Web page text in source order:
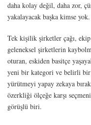
daha kolay değil, daha zor,
yakalayacak başka kimse yok.
Tek kişilik şirketler çağı,
geleneksel şirketlerin
oturan, eskiden basitçe
yeni bir kategori ve belirli bir
yürütmeyi yapay zekaya
özerkliği ölçeğe karşı
görüşlü biri.